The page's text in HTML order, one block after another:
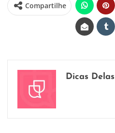
Compartilhe
Dicas Delas